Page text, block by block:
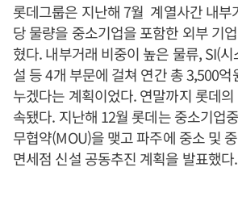
롯데그룹은 지난해 7월 계열사간 내부
당 물량을 중소기업을 포함한 외부 기
혔다. 내부거래 비중이 높은 물류, SI(
설 등 4개 부문에 걸쳐 연간 총 3,500
누겠다는 계획이었다. 연말까지 롯데의
속됐다. 지난해 12월 롯데는 중소기업
무협약(MOU)을 맺고 파주에 중소 및
면세점 신설 공동추진 계획을 발표했다.